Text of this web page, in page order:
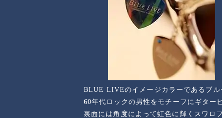
BLUE LIVEのイメージカラーであるブル
60年代ロックの男性をモチーフにギター
裏面には角度によって虹色に輝くスワロ